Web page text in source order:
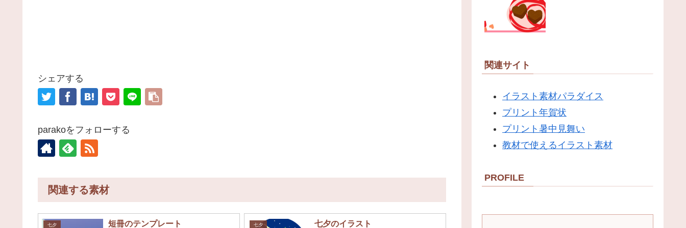
シェアする
parakoをフォローする
関連する素材
七夕 短冊のテンプレート 七夕 七夕のイラスト
関連サイト
イラスト素材パラダイス
プリント年賀状
プリント暑中見舞い
教材で使えるイラスト素材
PROFILE